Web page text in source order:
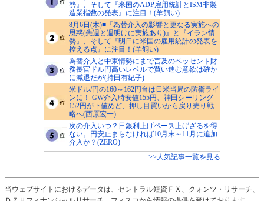
勢』、そして『米国のADP雇用統計とISM非製
造業指数の発表』に注目！(羊飼い)
8月6日(木)■『為替介入の影響と更なる実施への
思惑(先週と週明けに実施あり)』と『イラン情
勢』、そして『明日に米国の雇用統計の発表を
控える点』に注目！(羊飼い)
為替介入と中東情勢にまで言及のベッセント財
務長官ドル円高いレベルで買い進む意欲は確か
に減退だが(持田有紀子)
米ドル/円の160～162円台は日米当局の防衛ライ
ンに！ GW介入時安値155円、神田シーリング
152円が下値めど、押し目買いから戻り売り戦
略へ(西原宏一)
次の介入いつ？日銀利上げペース上げざるを得
ない。円安止まらなければ10月末～11月に追加
介入か？(ZERO)
>>人気記事一覧を見る
当ウェブサイトにおけるデータは、セントラル短資ＦＸ、クォンツ・リサーチ、